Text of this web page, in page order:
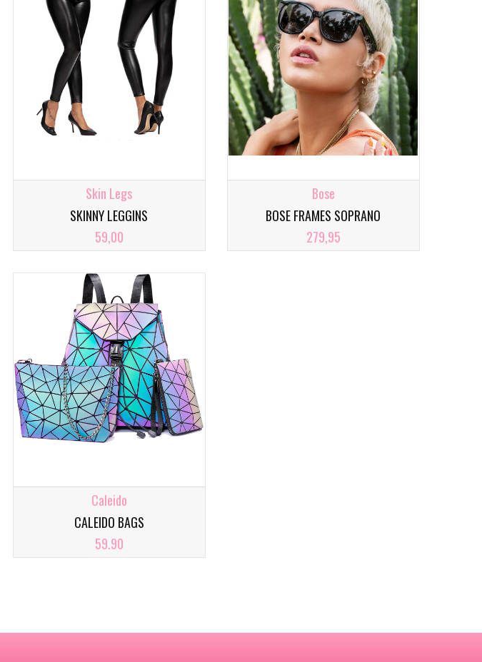
Skin Legs
SKINNY LEGGINS
59,00
Bose
BOSE FRAMES SOPRANO
279,95
Caleido
CALEIDO BAGS
59.90